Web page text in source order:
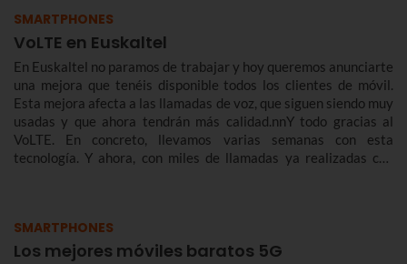
SMARTPHONES
VoLTE en Euskaltel
En Euskaltel no paramos de trabajar y hoy queremos anunciarte
una mejora que tenéis disponible todos los clientes de móvil.
Esta mejora afecta a las llamadas de voz, que siguen siendo muy
usadas y que ahora tendrán más calidad.nnY todo gracias al
VoLTE. En concreto, llevamos varias semanas con esta
tecnología. Y ahora, con miles de llamadas ya realizadas con
SMARTPHONES
Los mejores móviles baratos 5G